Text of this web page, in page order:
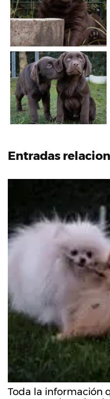
Entradas
Toda la información